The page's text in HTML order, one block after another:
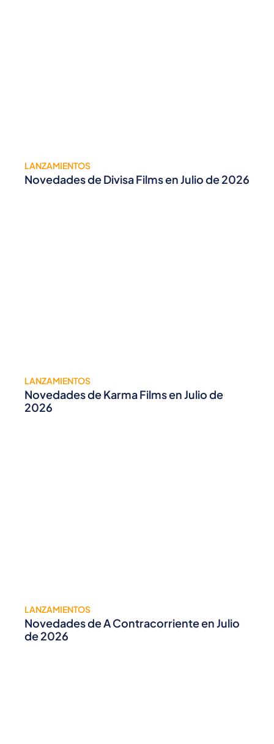
LANZAMIENTOS
Novedades de Divisa Films en Julio de 2026
LANZAMIENTOS
Novedades de Karma Films en Julio de
2026
LANZAMIENTOS
Novedades de A Contracorriente en Julio
de 2026